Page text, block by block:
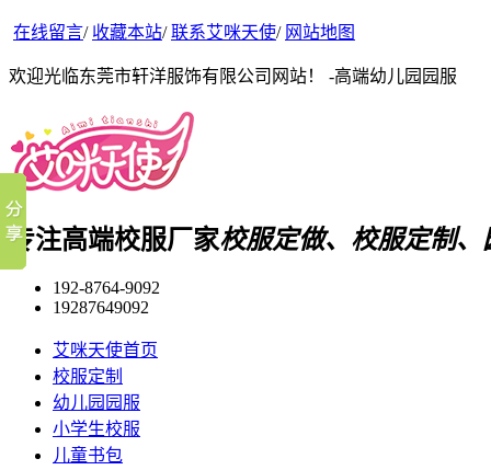
在线留言/ 收藏本站/联系艾咪天使/ 网站地图
欢迎光临东莞市轩洋服饰有限公司网站！ -高端幼儿园园服
专注高端校服厂家校服定做、校服定制
192-8764-9092
19287649092
艾咪天使首页
校服定制
幼儿园园服
小学生校服
儿童书包